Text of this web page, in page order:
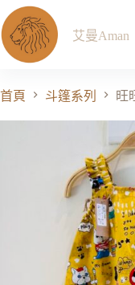
艾曼Aman
首頁 斗篷系列 旺